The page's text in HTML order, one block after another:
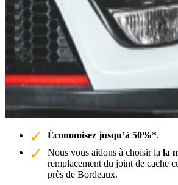
Économisez jusqu’à 50%*.
Nous vous aidons à choisir la la
remplacement du joint de cache
près de Bordeaux.